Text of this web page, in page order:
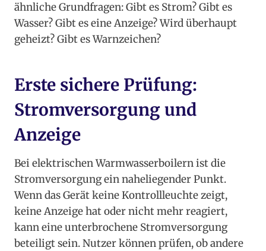
ähnliche Grundfragen: Gibt es Strom? Gibt es
Wasser? Gibt es eine Anzeige? Wird überhaupt
geheizt? Gibt es Warnzeichen?
Erste sichere Prüfung:
Stromversorgung und
Anzeige
Bei elektrischen Warmwasserboilern ist die
Stromversorgung ein naheliegender Punkt.
Wenn das Gerät keine Kontrollleuchte zeigt,
keine Anzeige hat oder nicht mehr reagiert,
kann eine unterbrochene Stromversorgung
beteiligt sein. Nutzer können prüfen, ob andere